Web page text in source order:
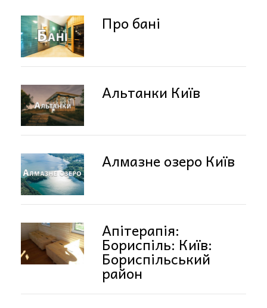
Про бані
Альтанки Київ
Алмазне озеро Київ
Апітерапія:
Бориспіль: Київ:
Бориспільський
район